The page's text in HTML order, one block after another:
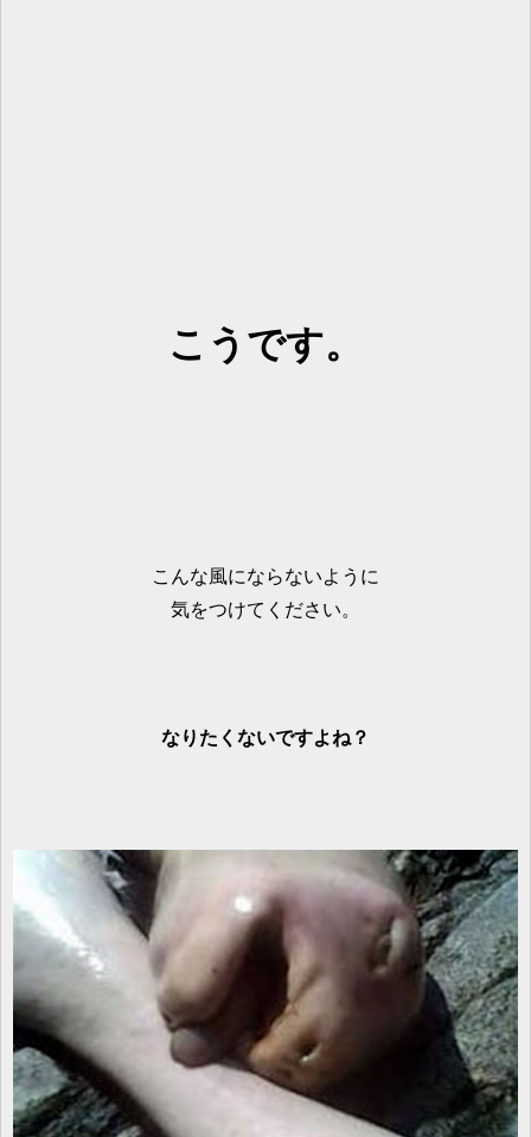
こうです。
こんな風にならないように
気をつけてください。
なりたくないですよね？